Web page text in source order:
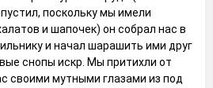
поскольку мы имели
и шапочек) он собрал нас в
и начал шарашить ими друг
снопы искр. Мы притихли от
своими мутными глазами из под